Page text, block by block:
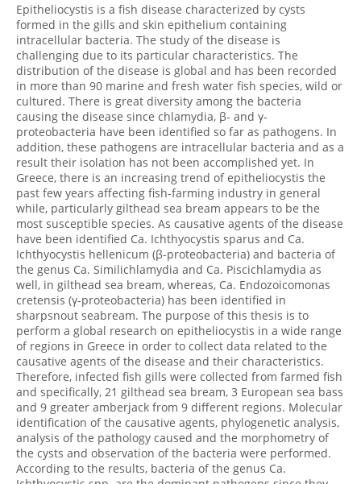
Epitheliocystis is a fish disease characterized by cysts
formed in the gills and skin epithelium containing
intracellular bacteria. The study of the disease is
challenging due to its particular characteristics. The
distribution of the disease is global and has been recorded
in more than 90 marine and fresh water fish species, wild or
cultured. There is great diversity among the bacteria
causing the disease since chlamydia, β- and γ-
proteobacteria have been identified so far as pathogens. In
addition, these pathogens are intracellular bacteria and as a
result their isolation has not been accomplished yet. In
Greece, there is an increasing trend of epitheliocystis the
past few years affecting fish-farming industry in general
while, particularly gilthead sea bream appears to be the
most susceptible species. As causative agents of the disease
have been identified Ca. Ichthyocystis sparus and Ca.
Ichthyocystis hellenicum (β-proteobacteria) and bacteria of
the genus Ca. Similichlamydia and Ca. Piscichlamydia as
well, in gilthead sea bream, whereas, Ca. Endozoicomonas
cretensis (γ-proteobacteria) has been identified in
sharpsnout seabream. The purpose of this thesis is to
perform a global research on epitheliocystis in a wide range
of regions in Greece in order to collect data related to the
causative agents of the disease and their characteristics.
Therefore, infected fish gills were collected from farmed fish
and specifically, 21 gilthead sea bream, 3 European sea bass
and 9 greater amberjack from 9 different regions. Molecular
identification of the causative agents, phylogenetic analysis,
analysis of the pathology caused and the morphometry of
the cysts and observation of the bacteria were performed.
According to the results, bacteria of the genus Ca.